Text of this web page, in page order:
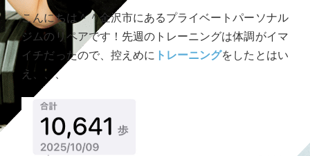
こんにちは＾＾金沢市にあるプライベートパーソナル
ジムのリペアです！先週のトレーニングは体調がイマ
イチだったので、控えめに トレーニングをしたとはい
え、、、